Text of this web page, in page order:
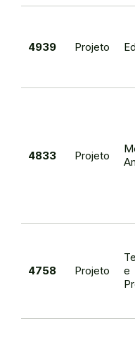
4939 Projeto
4833 Projeto
4758 Projeto
e